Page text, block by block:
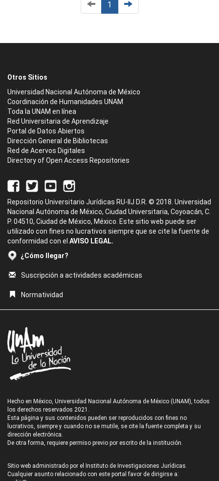
1
Otros Sitios
Universidad Nacional Autónoma de México
Coordinación de Humanidades UNAM
Toda la UNAM en línea
Red Universitaria de Aprendizaje
Portal de Datos Abiertos
Dirección General de Bibliotecas
Red de Acervos Digitales
Directory of Open Access Repositories
Repositorio Universitario Jurídicas RU-IIJ D.R. © 2018. Universidad
Nacional Autónoma de México, Ciudad Universitaria, Coyoacán, C.
P. 04510, Ciudad de México, México. Este sitio web puede ser
utilizado con fines no lucrativos siempre que se cite la fuente de
conformidad con el AVISO LEGAL.
¿Cómo llegar?
Suscripción a actividades académicas
Normatividad
Hecho en México, Universidad Nacional Autónoma de México (UNAM), todos
los derechos reservados 2021.
Esta página y sus contenidos pueden ser reproducidos con fines no
lucrativos, siempre y cuando no se mutile, se cite la fuente completa y su
dirección electrónica.
De otra forma, requiere permiso previo por escrito de la institución.
Sitio web administrado por el Instituto de Investigaciones Jurídicas.
Cualquier asunto relacionado con este portal favor de dirigirse a: